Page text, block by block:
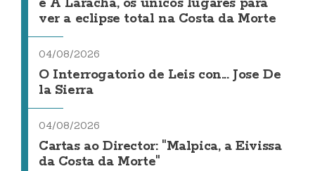
ver a eclipse total na Costa da Morte
04/08/2026
O Interrogatorio de Leis con... Jose De
la Sierra
04/08/2026
Cartas ao Director: "Malpica, a Eivissa
da Costa da Morte"